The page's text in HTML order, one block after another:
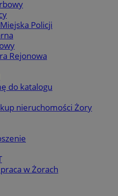
Policji
Rejonowa
do katalogu
nieruchomości Żory
w Żorach